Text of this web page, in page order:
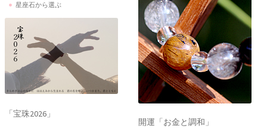
星座石から選ぶ
「宝珠2026」
開運「お金と調和」